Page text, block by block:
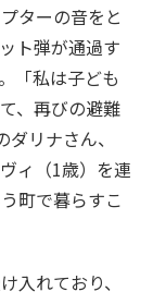
ターの音をと
ト弾が通過す
「私は子ども
、再びの避難
リナさん、
ィ（1歳）を連
町で暮らすこ
入れており、